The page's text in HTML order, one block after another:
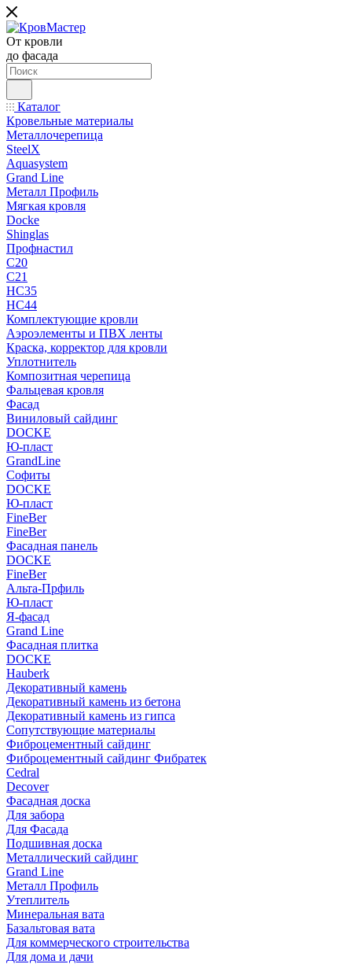
От кровли
до фасада
Каталог
Кровельные материалы
Металлочерепица
SteelX
Aquasystem
Grand Line
Металл Профиль
Мягкая кровля
Docke
Shinglas
Профнастил
C20
C21
НС35
НС44
Комплектующие кровли
Аэроэлементы и ПВХ ленты
Краска, корректор для кровли
Уплотнитель
Композитная черепица
Фальцевая кровля
Фасад
Виниловый сайдинг
DOCKE
Ю-пласт
GrandLine
Софиты
DOCKE
Ю-пласт
FineBer
FineBer
Фасадная панель
DOCKE
FineBer
Альта-Прфиль
Ю-пласт
Я-фасад
Grand Line
Фасадная плитка
DOCKE
Hauberk
Декоративный камень
Декоративный камень из бетона
Декоративный камень из гипса
Сопутствующие материалы
Фиброцементный сайдинг
Фиброцементный сайдинг Фибратек
Cedral
Decover
Фасадная доска
Для забора
Для Фасада
Подшивная доска
Металлический сайдинг
Grand Line
Металл Профиль
Утеплитель
Минеральная вата
Базальтовая вата
Для коммерческого строительства
Для дома и дачи